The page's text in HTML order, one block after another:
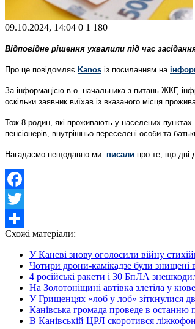
09.10.2024, 14:04 0 1 180
Відповідне рішення ухвалили під час
Про це повідомляє Kanos із посиланням на
За інформацією в.о. начальника з питань ЖКГ,
оскільки заявник виїхав із вказаного місця
Тож 8 родин, які проживають у населених пунктах
пенсіонерів, внутрішньо-переселені особи та
Нагадаємо нещодавно ми писали про те, що дві
Facebook
Twitter
Share
Схожі матеріали:
У Каневі знову оголосили війну
Чотири дрони-камікадзе були
4 російські ракети і 30 БпЛА
На Золотоніщині автівка злетіла у
У Грищенцях «лоб у лоб» зіткнулися
Канівська громада проведе в останню
В Канівській ЦРЛ скоротився